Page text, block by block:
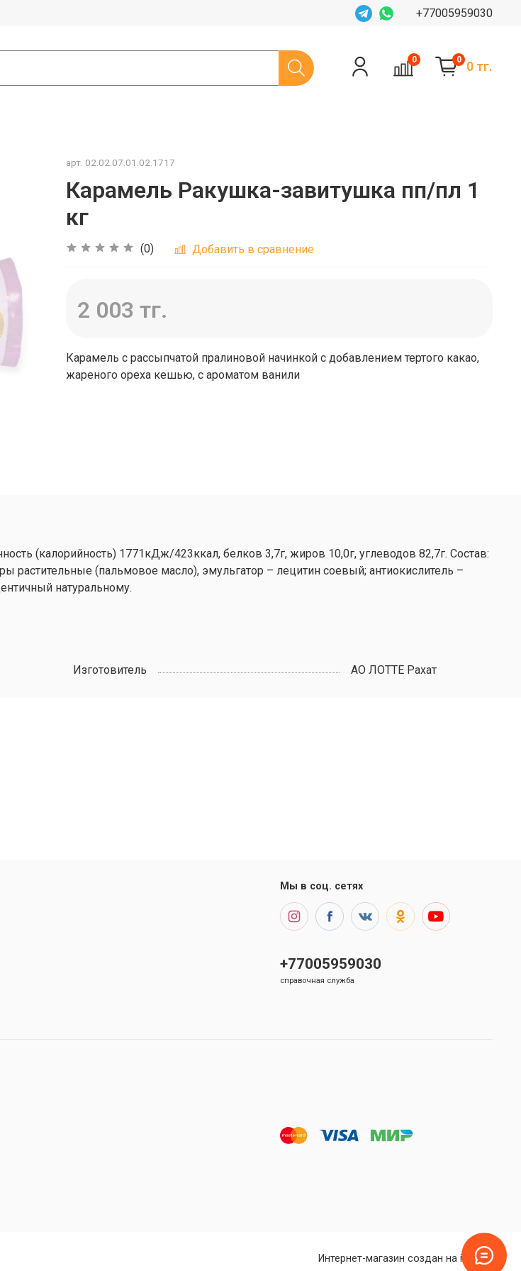
+77005959030
0 0 0 тг.
арт. 02.02.07.01.02.1717
Карамель Ракушка-завитушка пп/пл 1
кг
(0) Добавить в сравнение
2 003 тг.
Карамель с рассыпчатой пралиновой начинкой с добавлением тертого какао,
жареного ореха кешью, с ароматом ванили
(калорийность) 1771кДж/423ккал, белков 3,7г, жиров 10,0г, углеводов 82,7г. Состав:
растительные (пальмовое масло), эмульгатор – лецитин соевый; антиокислитель –
натуральному.
Изготовитель АО ЛОТТЕ Рахат
Мы в соц. сетях
+77005959030
справочная служба
Интернет-магазин создан на inSales